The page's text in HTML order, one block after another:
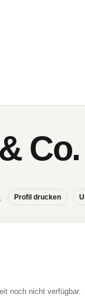
Profil drucken
noch nicht verfügbar.